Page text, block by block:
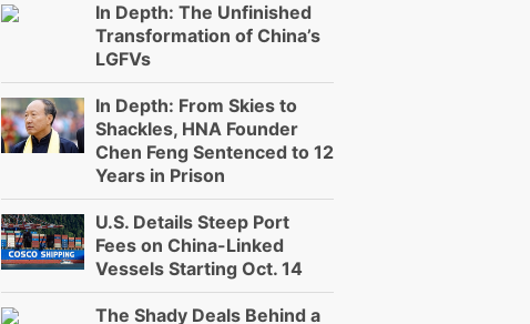
In Depth: The Unfinished
Transformation of China’s
LGFVs
In Depth: From Skies to
Shackles, HNA Founder
Chen Feng Sentenced to 12
Years in Prison
U.S. Details Steep Port
Fees on China-Linked
Vessels Starting Oct. 14
The Shady Deals Behind a